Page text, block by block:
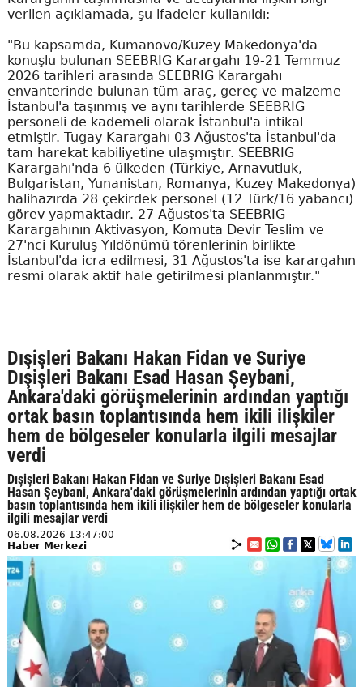
verilen açıklamada, şu ifadeler kullanıldı:
"Bu kapsamda, Kumanovo/Kuzey Makedonya'da
konuşlu bulunan SEEBRIG Karargahı 19-21 Temmuz
2026 tarihleri arasında SEEBRIG Karargahı
envanterinde bulunan tüm araç, gereç ve malzeme
İstanbul'a taşınmış ve aynı tarihlerde SEEBRIG
personeli de kademeli olarak İstanbul'a intikal
etmiştir. Tugay Karargahı 03 Ağustos'ta İstanbul'da
tam harekat kabiliyetine ulaşmıştır. SEEBRIG
Karargahı'nda 6 ülkeden (Türkiye, Arnavutluk,
Bulgaristan, Yunanistan, Romanya, Kuzey Makedonya)
halihazırda 28 çekirdek personel (12 Türk/16 yabancı)
görev yapmaktadır. 27 Ağustos'ta SEEBRIG
Karargahının Aktivasyon, Komuta Devir Teslim ve
27'nci Kuruluş Yıldönümü törenlerinin birlikte
İstanbul'da icra edilmesi, 31 Ağustos'ta ise karargahın
resmi olarak aktif hale getirilmesi planlanmıştır."
Dışişleri Bakanı Hakan Fidan ve Suriye
Dışişleri Bakanı Esad Hasan Şeybani,
Ankara'daki görüşmelerinin ardından yaptığı
ortak basın toplantısında hem ikili ilişkiler
hem de bölgeseler konularla ilgili mesajlar
verdi
Dışişleri Bakanı Hakan Fidan ve Suriye Dışişleri Bakanı Esad
Hasan Şeybani, Ankara'daki görüşmelerinin ardından yaptığı ortak
basın toplantısında hem ikili ilişkiler hem de bölgeseler konularla
ilgili mesajlar verdi
06.08.2026 13:47:00
Haber Merkezi